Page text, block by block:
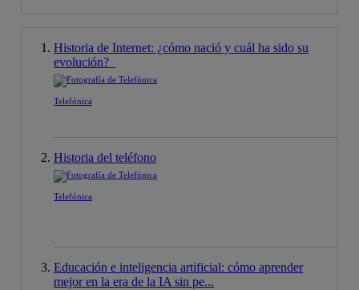
Historia de Internet: ¿cómo nació y cuál ha sido su
evolución?
Telefónica
Historia del teléfono
Telefónica
Educación e inteligencia artificial: cómo aprender
mejor en la era de la IA sin pe...